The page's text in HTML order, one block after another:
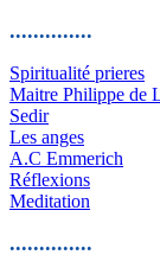
..............
Spiritualité prieres
Maitre Philippe de
Sedir
Les anges
A.C Emmerich
Réflexions
Meditation
..............